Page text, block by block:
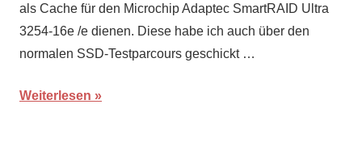
als Cache für den Microchip Adaptec SmartRAID Ultra
3254-16e /e dienen. Diese habe ich auch über den
normalen SSD-Testparcours geschickt …
Weiterlesen